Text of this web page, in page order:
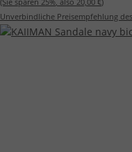
Unverbindliche Preisempfehlung